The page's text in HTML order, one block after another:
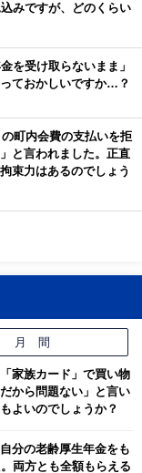
みですが、どのくらい
を受け取らないまま」
ておかしいですか…？
の町内会費の支払いを拒
と言われました。正直
束力はあるのでしょう
月 間
家族カード」で買い物
から問題ない」と言い
よいのでしょうか？
分の老齢厚生年金をも
両方とも全額もらえる